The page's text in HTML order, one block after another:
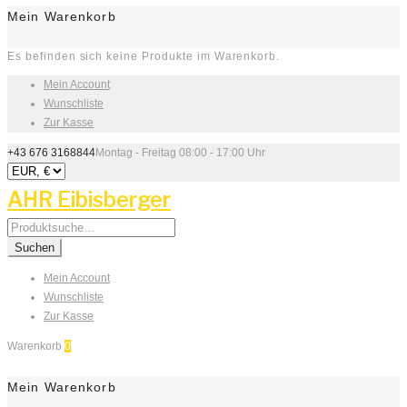
Mein Warenkorb
Es befinden sich keine Produkte im Warenkorb.
Mein Account
Wunschliste
Zur Kasse
+43 676 3168844Montag - Freitag 08:00 - 17:00 Uhr
AHR Eibisberger
Search
for:
Suchen
Mein Account
Wunschliste
Zur Kasse
Warenkorb 0
Mein Warenkorb